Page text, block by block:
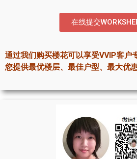
密西沙加社区介绍
奥克维尔楼花项目
列治文山楼花项目
在线提交
通过我们购买楼花可以享受VVIP客户
您提供最优楼层、最佳户型、最大优